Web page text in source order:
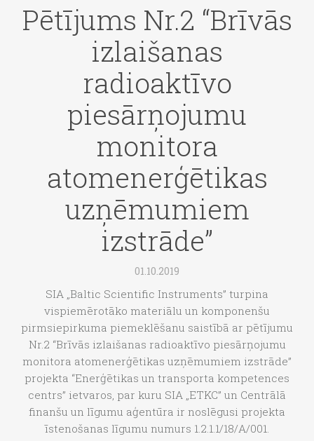
Pētījums Nr.2 “Brīvās
izlaišanas
radioaktīvo
piesārņojumu
monitora
atomenerģētikas
uzņēmumiem
izstrāde”
01.10.2019
SIA „Baltic Scientific Instruments” turpina
vispiemērotāko materiālu un komponenšu
pirmsiepirkuma piemeklēšanu saistībā ar pētījumu
Nr.2 “Brīvās izlaišanas radioaktīvo piesārņojumu
monitora atomenerģētikas uzņēmumiem izstrāde”
projekta “Enerģētikas un transporta kompetences
centrs” ietvaros, par kuru SIA „ETKC” un Centrālā
finanšu un līgumu aģentūra ir noslēgusi projekta
īstenošanas līgumu numurs 1.2.1.1/18/A/001.